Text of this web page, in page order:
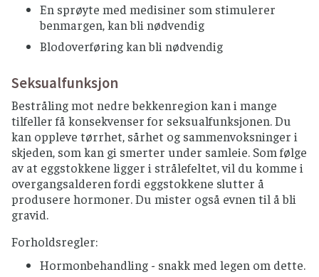
En sprøyte med medisiner som stimulerer
benmargen, kan bli nødvendig
Blodoverføring kan bli nødvendig
Seksualfunksjon
Bestråling mot nedre bekkenregion kan i mange
tilfeller få konsekvenser for seksualfunksjonen. Du
kan oppleve tørrhet, sårhet og sammenvoksninger i
skjeden, som kan gi smerter under samleie. Som følge
av at eggstokkene ligger i strålefeltet, vil du komme i
overgangsalderen fordi eggstokkene slutter å
produsere hormoner. Du mister også evnen til å bli
gravid.
Forholdsregler:
Hormonbehandling - snakk med legen om dette.